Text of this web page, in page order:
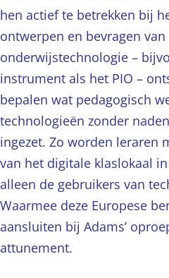
hen actief te betrekken bij
ontwerpen en bevragen van
onderwijstechnologie –
instrument als het PIO –
bepalen wat pedagogisch
technologieën zonder
ingezet. Zo worden leraren
van het digitale klaslokaal
alleen de gebruikers van
Waarmee deze Europese
aansluiten bij Adams’
attunement.